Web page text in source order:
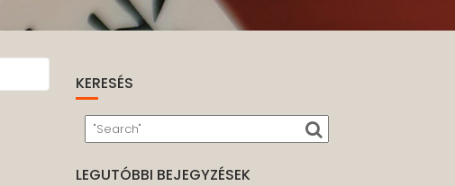
KERESÉS
LEGUTÓBBI BEJEGYZÉSEK